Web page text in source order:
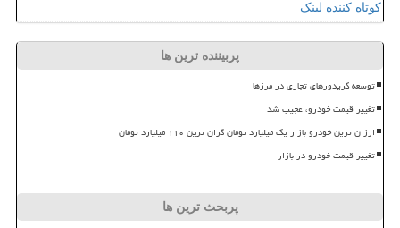
کوتاه کننده لینک
پربیننده ترین ها
توسعه کریدورهای تجاری در مرزها
تغییر قیمت خودرو، عجیب شد
ارزان ترین خودرو بازار یک میلیارد تومان گران ترین ۱۱۰ میلیارد تومان
تغییر قیمت خودرو در بازار
پربحث ترین ها